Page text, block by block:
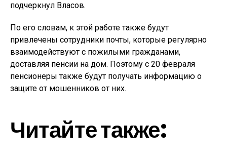
подчеркнул Власов.
По его словам, к этой работе также будут
привлечены сотрудники почты, которые регулярно
взаимодействуют с пожилыми гражданами,
доставляя пенсии на дом. Поэтому с 20 февраля
пенсионеры также будут получать информацию о
защите от мошенников от них.
Читайте также: